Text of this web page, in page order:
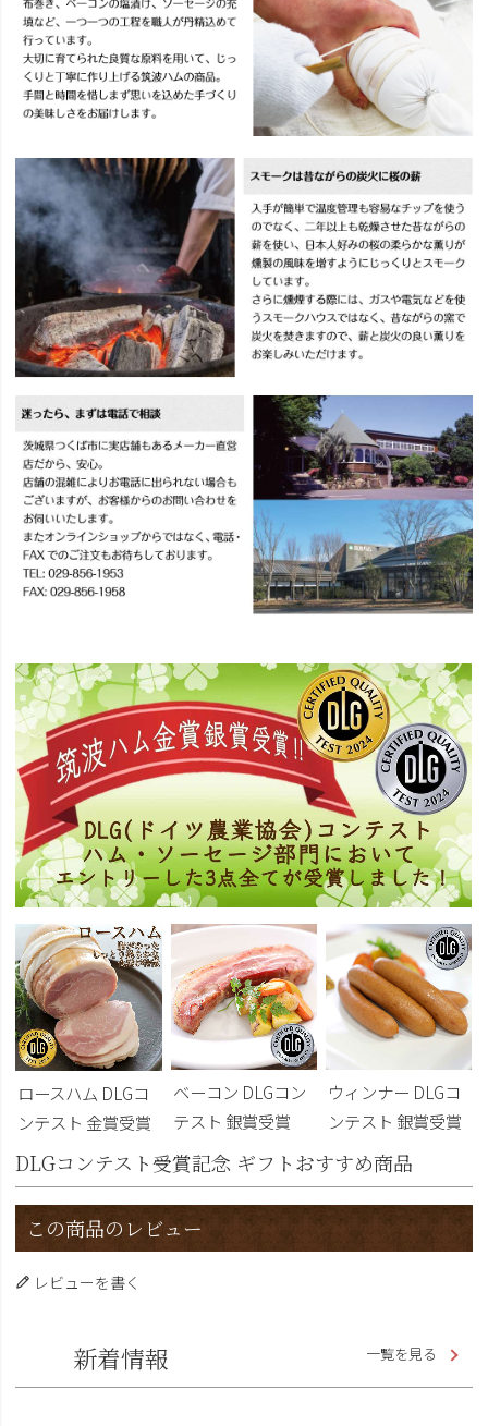
ロースハム DLGコ
ンテスト 金賞受賞
ベーコン DLGコン
テスト 銀賞受賞
ウィンナー DLGコ
ンテスト 銀賞受賞
DLGコンテスト受賞記念 ギフトおすすめ商品
この商品のレビュー
レビューを書く
新着情報 一覧を見る